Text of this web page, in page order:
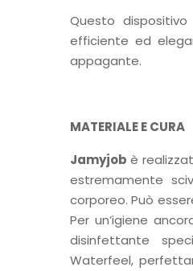
Questo
efficiente ed
appagante.
MATERIALE E CURA
Jamyjob è
estremamente
corporeo. Può
Per un’igiene
disinfettante
Waterfeel,